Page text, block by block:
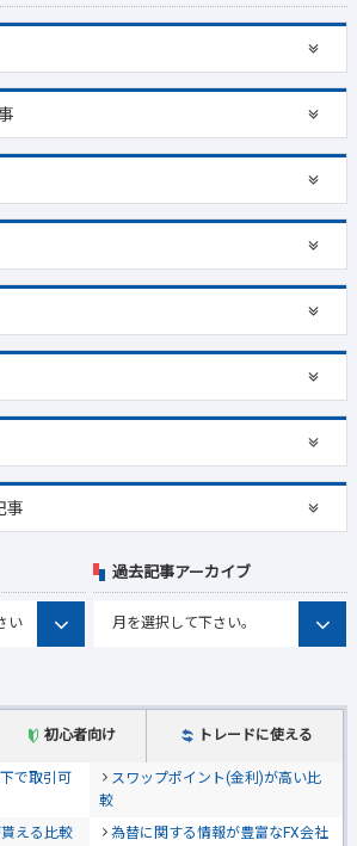
事
初心者向け トレードに使える
で取引可
スワップポイント(金利)が高い比
較
える比較
為替に関する情報が豊富なFX会社
過去記事アーカイブ